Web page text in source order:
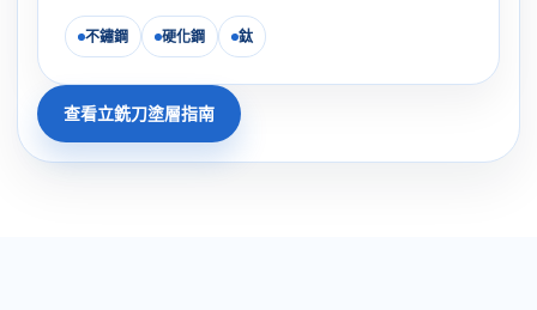
不鏽鋼 硬化鋼 鈦
查看立銑刀塗層指南